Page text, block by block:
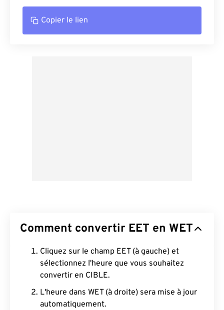
Copier le lien
Comment convertir EET en WET
Cliquez sur le champ EET (à gauche) et
sélectionnez l'heure que vous souhaitez
convertir en CIBLE.
L'heure dans WET (à droite) sera mise à jour
automatiquement.